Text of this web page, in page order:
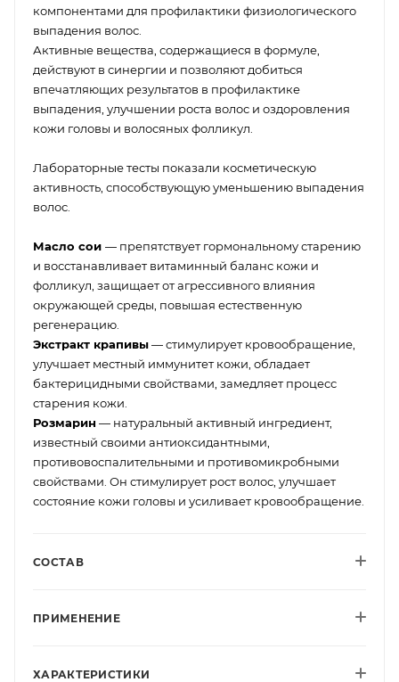
компонентами для профилактики физиологического
выпадения волос.
Активные вещества, содержащиеся в формуле,
действуют в синергии и позволяют добиться
впечатляющих результатов в профилактике
выпадения, улучшении роста волос и оздоровления
кожи головы и волосяных фолликул.
Лабораторные тесты показали косметическую
активность, способствующую уменьшению выпадения
волос.
Масло сои — препятствует гормональному старению
и восстанавливает витаминный баланс кожи и
фолликул, защищает от агрессивного влияния
окружающей среды, повышая естественную
регенерацию.
Экстракт крапивы— стимулирует кровообращение,
улучшает местный иммунитет кожи, обладает
бактерицидными свойствами, замедляет процесс
старения кожи.
Розмарин — натуральный активный ингредиент,
известный своими антиоксидантными,
противовоспалительными и противомикробными
свойствами. Он стимулирует рост волос, улучшает
состояние кожи головы и усиливает кровообращение.
СОСТАВ
ПРИМЕНЕНИЕ
ХАРАКТЕРИСТИКИ